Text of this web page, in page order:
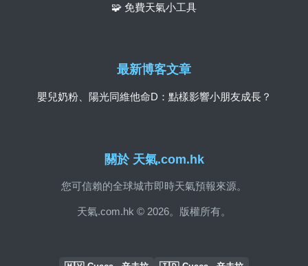
關於 天氣.com.hk
您可信賴的全球城市即時天氣預報來源。
天氣.com.hk © 2026。版權所有。
🧩 免費天氣小工具
最新博客文章
嬰兒奶粉、陽光同維他命D：點樣影響小朋友成長？